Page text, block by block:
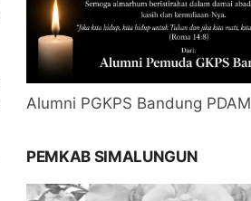
Alumni PGKPS Bandung PDAM
PEMKAB SIMALUNGUN